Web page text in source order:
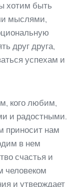
хотим быть
мыслями,
друг друга,
успехам и
кого любим,
и радостными.
приносит нам
в нем
счастья и
человеком
и утверждает